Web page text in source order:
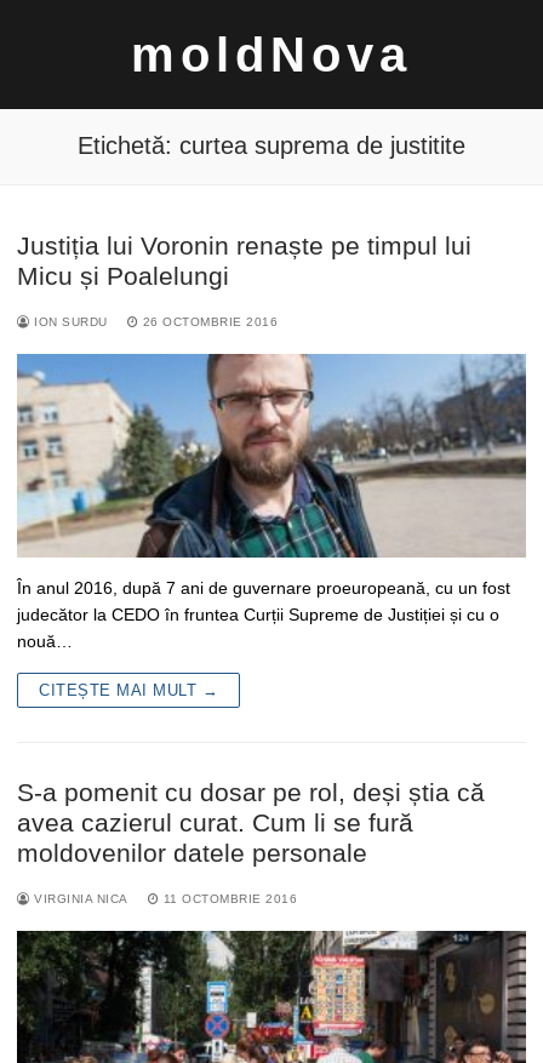
moldNova
Caută
Etichetă: curtea suprema de justitite
Justiția lui Voronin renaște pe timpul lui
Micu și Poalelungi
ION SURDU 26 OCTOMBRIE 2016
În anul 2016, după 7 ani de guvernare proeuropeană, cu un fost
judecător la CEDO în fruntea Curții Supreme de Justiției și cu o
nouă…
CITEȘTE MAI MULT →
S-a pomenit cu dosar pe rol, deși știa că
avea cazierul curat. Cum li se fură
moldovenilor datele personale
VIRGINIA NICA 11 OCTOMBRIE 2016